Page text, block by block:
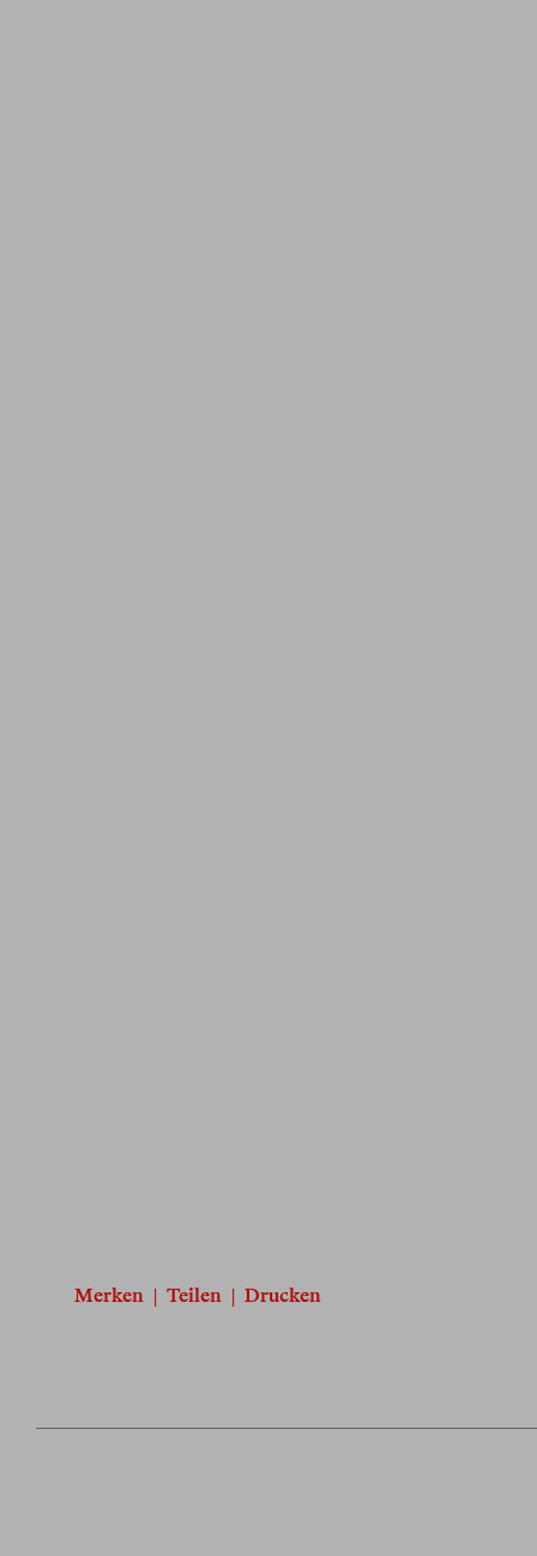
Merken | Teilen | Drucken